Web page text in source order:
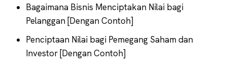
Bagaimana Bisnis Menciptakan Nilai bagi
Pelanggan [Dengan Contoh]
Penciptaan Nilai bagi Pemegang Saham dan
Investor [Dengan Contoh]